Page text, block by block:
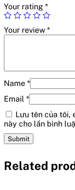
Your rating *
Your review *
Name *
Email *
Lưu tên của tôi,
này cho lần bình
Related